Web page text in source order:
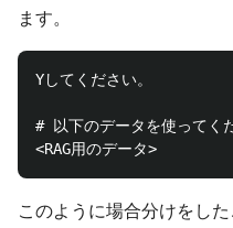
ます。
Yしてください。
# 以下のデータを使ってく
このように場合分けをし